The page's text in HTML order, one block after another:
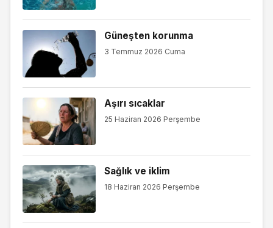
Güneşten korunma
3 Temmuz 2026 Cuma
Aşırı sıcaklar
25 Haziran 2026 Perşembe
Sağlık ve iklim
18 Haziran 2026 Perşembe